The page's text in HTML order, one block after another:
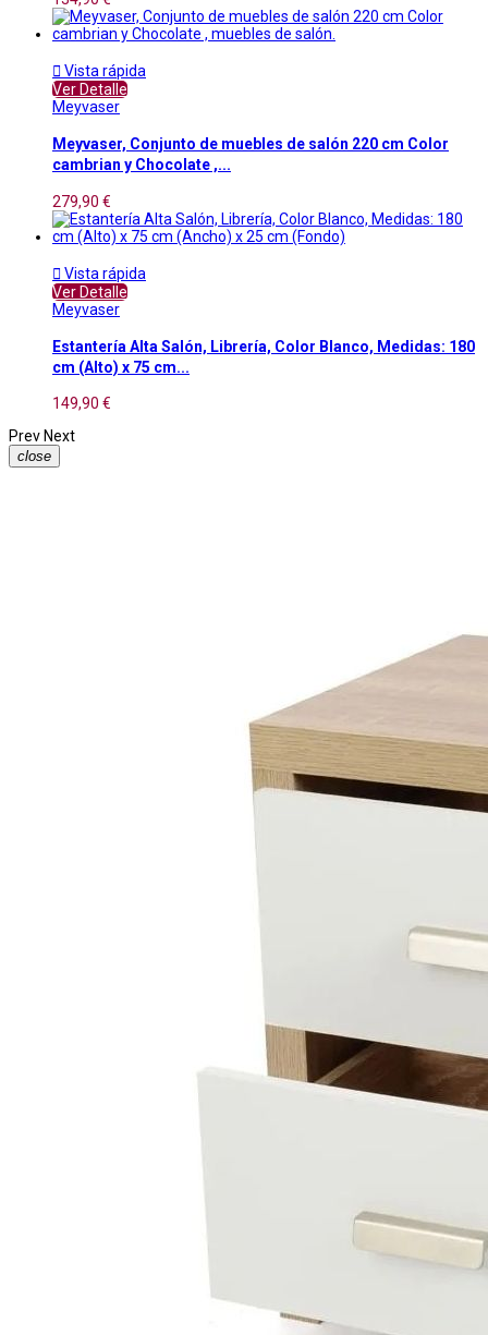
 Vista rápida
Ver Detalle
Meyvaser
Meyvaser, Conjunto de muebles de salón 220 cm Color
cambrian y Chocolate ,...
279,90 €
 Vista rápida
Ver Detalle
Meyvaser
Estantería Alta Salón, Librería, Color Blanco, Medidas: 180
cm (Alto) x 75 cm...
149,90 €
Prev Next
close